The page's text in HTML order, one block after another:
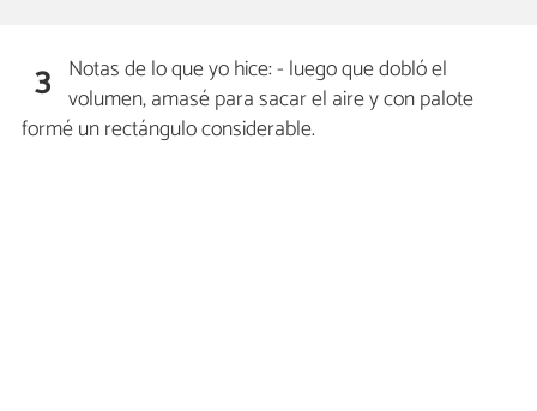
3 Notas de lo que yo hice: - luego que dobló el
volumen, amasé para sacar el aire y con palote
formé un rectángulo considerable.